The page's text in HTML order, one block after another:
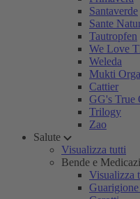
Santaverde
Sante
Tautropfen
We Love
Weleda
Mukti
Cattier
GG's True
Trilogy
Zao
Salute
Visualizza tutti
Bende e
Visualizza